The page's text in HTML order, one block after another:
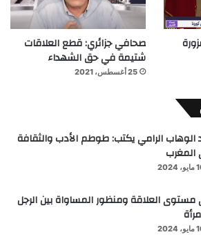
صحافي جزائري: قطع العلاقات
شتيمة في حق الشهداء
25 أغسطس، 2021
الوهاب الرامي يكتب: طوطم الأدب والثقافة
2024
العلاقة ومنظور المساواة بين الرجل
2024